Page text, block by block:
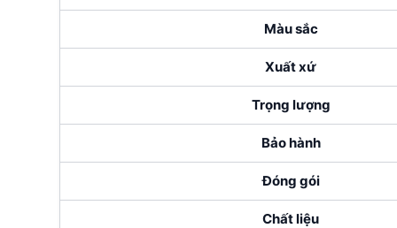
Màu sắc
Xuất xứ
Trọng lượng
Bảo hành
Đóng gói
Chất liệu